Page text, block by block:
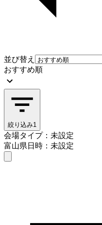
並び替え
おすすめ順
絞り込み1
会場タイプ：未設定
富山県日時：未設定